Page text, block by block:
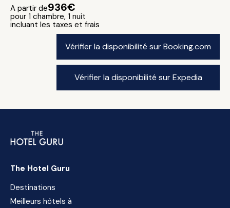
A partir de936€
pour 1 chambre, 1 nuit
incluant les taxes et frais
Vérifier la disponibilité sur Booking.com
Vérifier la disponibilité sur Expedia
The Hotel Guru
Destinations
Meilleurs hôtels à